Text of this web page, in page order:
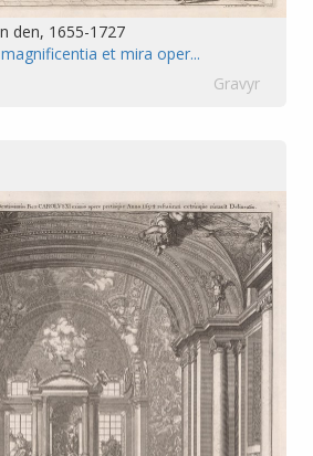
den, 1655-1727
et mira oper...
Gravyr